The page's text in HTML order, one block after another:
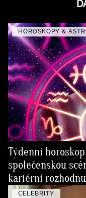
HOROSKOPY &
Týdenní
společenskou
kariérní
CELEBRITY